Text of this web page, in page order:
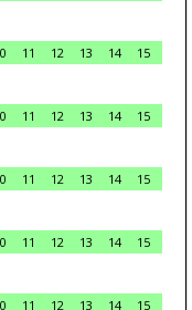
11 12 13 14
15
11 12 13 14
15
11 12 13 14
15
11 12 13 14
15
11 12 13 14 15